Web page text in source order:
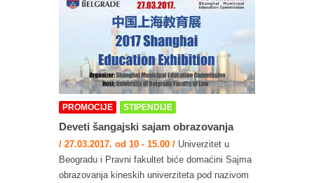
PROMOCIJE STIPENDIJE
Deveti šangajski sajam obrazovanja
/ 27.03.2017. od 10 - 15.00 / Univerzitet u
Beogradu i Pravni fakultet biće domaćini Sajma
obrazovanja kineskih univerziteta pod nazivom